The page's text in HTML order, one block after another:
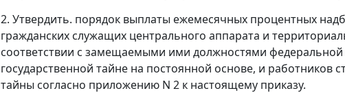
2. Утвердить. порядок выплаты ежемесячных процентных
гражданских служащих центрального аппарата и
соответствии с замещаемыми ими должностями
государственной тайне на постоянной основе, и работников
тайны согласно приложению N 2 к настоящему приказу.